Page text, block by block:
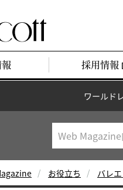
採用情報
ワールド
お役立ち バレ